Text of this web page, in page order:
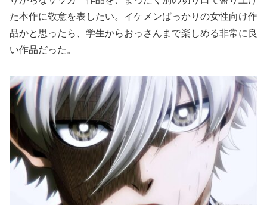
た本作に敬意を表したい。イケメンばっかりの女性向け作
品かと思ったら、学生からおっさんまで楽しめる非常に良
い作品だった。